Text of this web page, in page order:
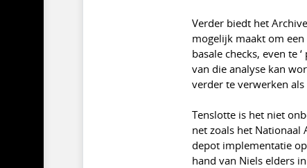
Verder biedt het
mogelijk maakt om
basale checks, even te
van die analyse kan
verder te verwerken als
Tenslotte is het niet
net zoals het Nationaal
depot implementatie
hand van Niels elders